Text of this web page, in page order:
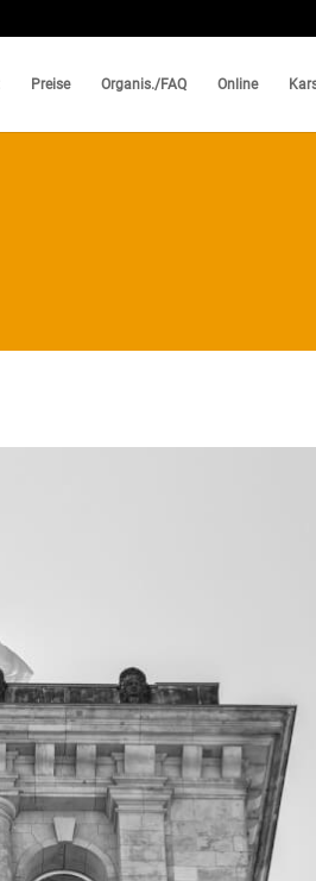
Preise Organis./FAQ Online